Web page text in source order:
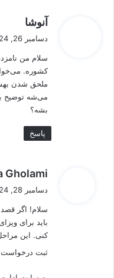
آنوشا
:
دسامبر 26, 2024 در 6:30 ق.ظ
سلام من
کشوره.
ملحق شدن
می‌شه توضیح
بشه؟
پاسخ
Gholami
دسامبر 28, 2024 در 11:37 ق.ظ
سلام! اگر
کنی. این
ثبت درخواست